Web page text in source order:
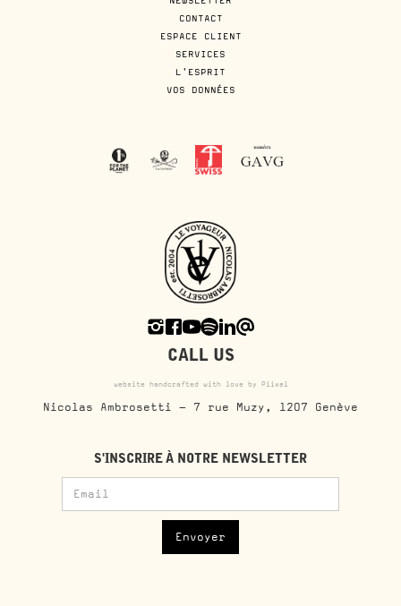
CONTACT
ESPACE CLIENT
SERVICES
L'ESPRIT
VOS DONNÉES
CALL US
website handcrafted with love by Piixel
Nicolas Ambrosetti - 7 rue Muzy, 1207 Genève
S'INSCRIRE À NOTRE NEWSLETTER